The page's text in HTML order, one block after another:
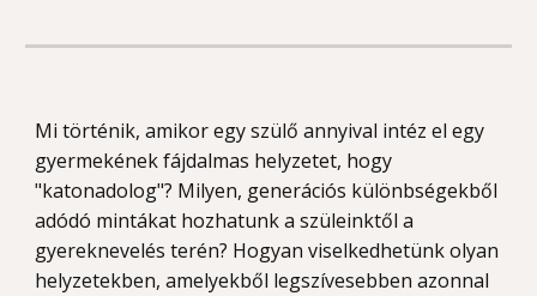
Mi történik, amikor egy szülő annyival intéz el egy
gyermekének fájdalmas helyzetet, hogy
"katonadolog"? Milyen, generációs különbségekből
adódó mintákat hozhatunk a szüleinktől a
gyereknevelés terén? Hogyan viselkedhetünk olyan
helyzetekben, amelyekből legszívesebben azonnal